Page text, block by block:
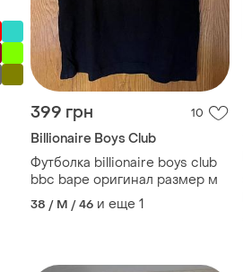
399 грн 10
Billionaire Boys Club
Футболка billionaire boys club
bbc bape оригинал размер м
38 / M / 46 и еще 1